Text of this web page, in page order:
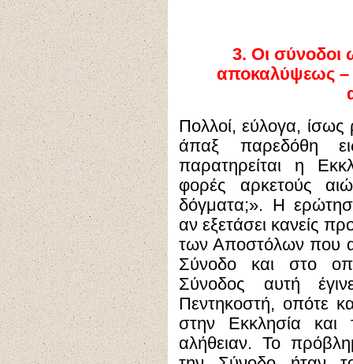
3. Οι σύνοδοι
αποκαλύψεως –
Πολλοί, εύλογα, ίσως
άπαξ παρεδόθη
παρατηρείται η
φορές αρκετούς
δόγματα;». Η
αν εξετάσει κανείς
των Αποστόλων που
Σύνοδο και στο
Σύνοδος αυτή
Πεντηκοστή, οπότε
στην Εκκλησία
αλήθειαν. Το